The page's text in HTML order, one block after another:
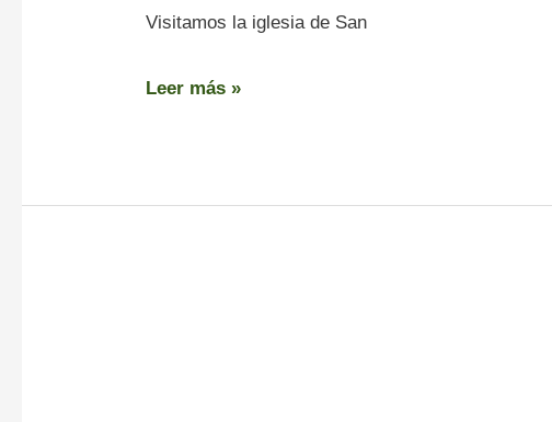
Visitamos la iglesia de San
Leer más »